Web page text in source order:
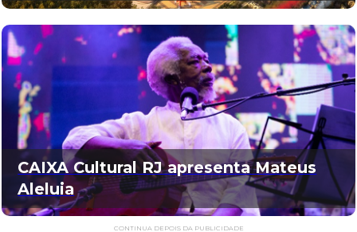
CAIXA Cultural RJ apresenta Mateus
Aleluia
CONTINUA DEPOIS DA PUBLICIDADE